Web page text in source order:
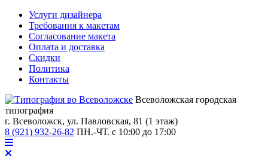
Услуги дизайнера
Требования к макетам
Согласование макета
Оплата и доставка
Скидки
Политика
Контакты
Всеволожская городская
типография
г. Всеволожск, ул. Павловская, 81 (1 этаж)
8 (921) 932-26-82 ПН.-ЧТ. с 10:00 до 17:00